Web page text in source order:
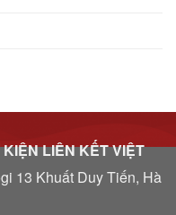
LIÊN KẾT VIỆT
13 Khuất Duy Tiến, Hà